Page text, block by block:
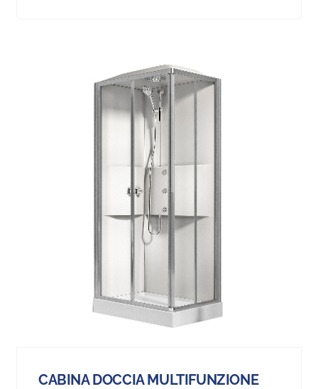
CABINA DOCCIA MULTIFUNZIONE